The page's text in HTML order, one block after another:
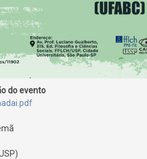
do evento